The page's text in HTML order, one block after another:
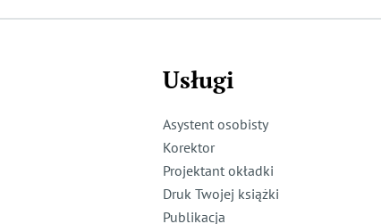
Usługi
Asystent osobisty
Korektor
Projektant okładki
Druk Twojej książki
Publikacja